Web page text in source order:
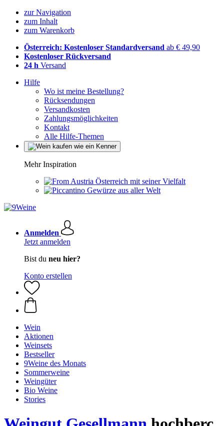
zur Navigation
zum Inhalt
zum Warenkorb
Österreich: Kostenloser Standardversand ab € 49,90
Kostenloser Rückversand
24 h Versand
Hilfe
Wo ist meine Bestellung?
Rücksendungen
Versandkosten
Zahlungsmöglichkeiten
Kontakt
Alle Hilfe-Themen
Mehr Inspiration
Österreich mit seiner Vielfalt
Gewürze aus aller Welt
Anmelden
Jetzt anmelden
Bist du neu hier?
Konto erstellen
Wein
Aktionen
Weinsets
Bestseller
9Weine des Monats
Sommerweine
Weingüter
Bio Weine
Stories